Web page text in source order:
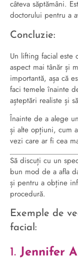
câteva săptămâni.
doctorului pentru a
Concluzie:
Un lifting facial este
aspect mai tânăr și
importantă, așa că
faci temele înainte
așteptări realiste și
Înainte de a alege
și alte opțiuni, cum
vezi care ar fi cea
Să discuți cu un
bun mod de a afla
și pentru a obține
procedură.
Exemple de
facial:
1. Jennifer